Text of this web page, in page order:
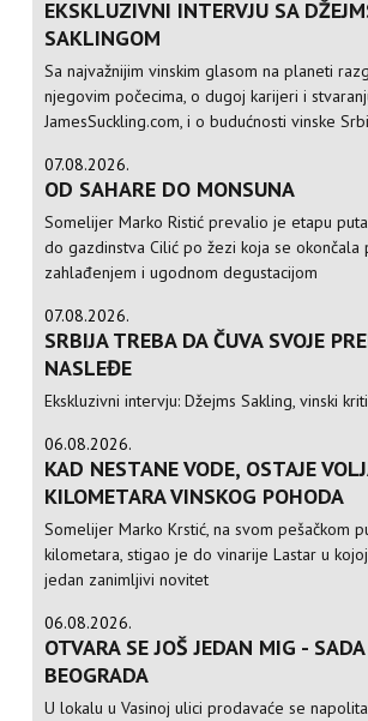
EKSKLUZIVNI INTERVJU SA
SAKLINGOM
Sa najvažnijim vinskim glasom na planeti
njegovim počecima, o dugoj karijeri i
JamesSuckling.com, i o budućnosti vinske
07.08.2026.
OD SAHARE DO MONSUNA
Somelijer Marko Ristić prevalio je etapu
do gazdinstva Cilić po žezi koja se okončala
zahlađenjem i ugodnom degustacijom
07.08.2026.
SRBIJA TREBA DA ČUVA SVOJE
NASLEĐE
Ekskluzivni intervju: Džejms Sakling, vinski
06.08.2026.
KAD NESTANE VODE, OSTAJE
KILOMETARA VINSKOG POHODA
Somelijer Marko Krstić, na svom pešačkom
kilometara, stigao je do vinarije Lastar u
jedan zanimljivi novitet
06.08.2026.
OTVARA SE JOŠ JEDAN MIG -
BEOGRADA
U lokalu u Vasinoj ulici prodavaće se